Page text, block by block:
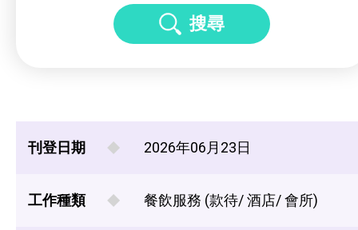
搜尋
刊登日期 2026年06月23日
工作種類 餐飲服務 (款待/ 酒店/ 會所)